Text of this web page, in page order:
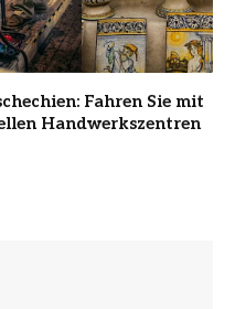
Fahren Sie mit
Handwerkszentren